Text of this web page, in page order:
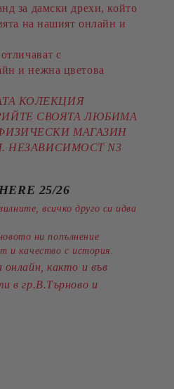
за дамски дрехи, който
на нашият онлайн и
с
и нежна цветова
КОЛЕКЦИЯ
СВОЯТА ЛЮБИМА
МАГАЗИН
НЕЗАВИСИМОСТ N3
25/26
всичко друго си идва
ни попълнение
и качество с история.
онлайн, както и във
в гр.В.Търново и